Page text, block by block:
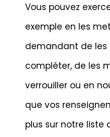
Vous pouvez
exemple en les
demandant de les
compléter, de les
verrouiller ou en
que vos
plus sur notre liste